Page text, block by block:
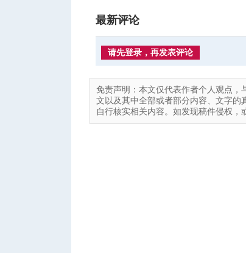
最新评论
请先登录，再发表评论
免责声明：本文仅代表作者个人观点，
文以及其中全部或者部分内容、文字
自行核实相关内容。如发现稿件侵权，